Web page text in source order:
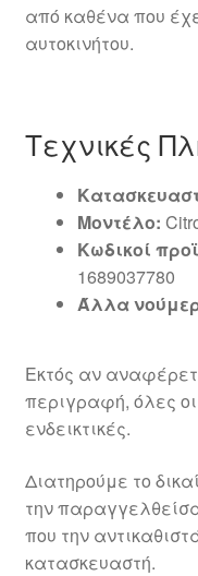
από καθένα που
αυτοκινήτου.
Τεχνικές
Μοντέλο:
Κωδικοί
1689037780
Άλλα
Εκτός αν
περιγραφή, όλες
ενδεικτικές.
Διατηρούμε το
την
που την
κατασκευαστή.